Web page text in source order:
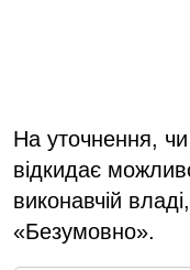
На уточнення,
відкидає
виконавчій
«Безумовно».